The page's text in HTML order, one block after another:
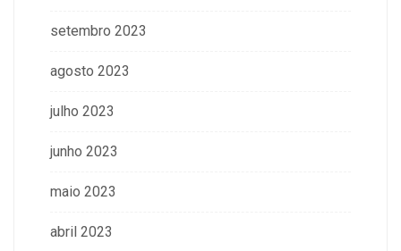
setembro 2023
agosto 2023
julho 2023
junho 2023
maio 2023
abril 2023